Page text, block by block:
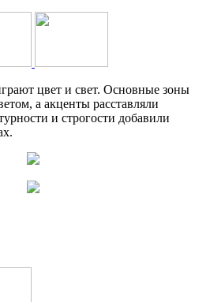
цвет и свет. Основные зоны
а акценты расставляли
и строгости добавили